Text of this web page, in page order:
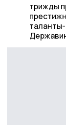
трижды